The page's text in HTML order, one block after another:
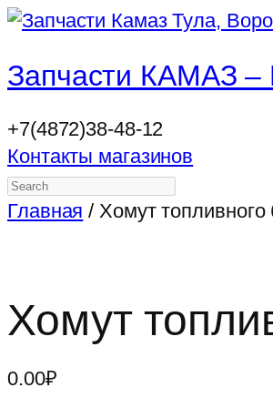
Запчасти КАМАЗ
+7(4872)38-48-12
Контакты магазинов
Search
Главная / Хомут
Хомут
0.00₽